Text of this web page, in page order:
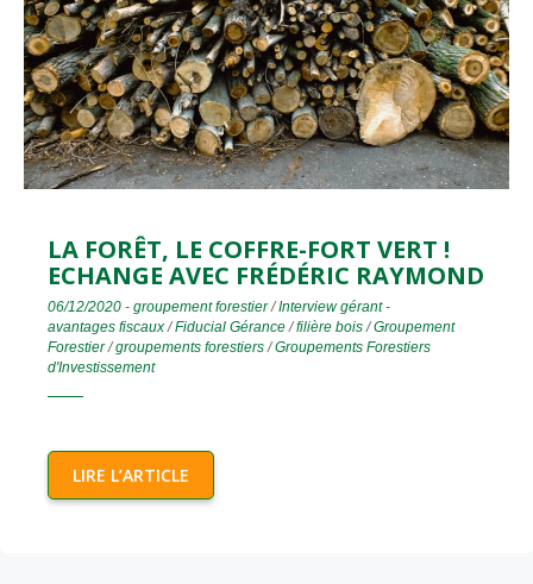
LA FORÊT, LE COFFRE-FORT VERT !
ECHANGE AVEC FRÉDÉRIC RAYMOND
06/12/2020 - groupement forestier/Interview gérant-
avantages fiscaux /Fiducial Gérance /filière bois /Groupement
Forestier/groupements forestiers /Groupements Forestiers
d'Investissement
LIRE L’ARTICLE